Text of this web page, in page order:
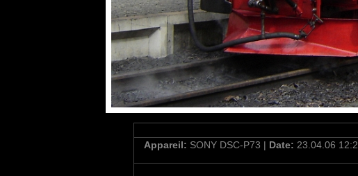
Appareil: SONY DSC-P73 | Date: 23.04.06